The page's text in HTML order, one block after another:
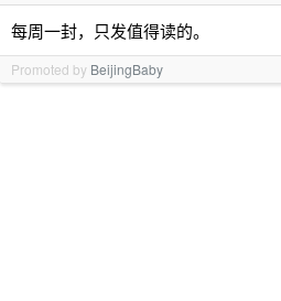
每周一封，只发值得读的。
Promoted by BeijingBaby